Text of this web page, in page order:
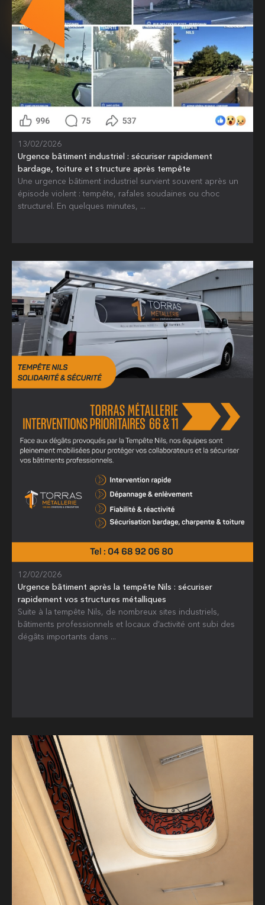
13/02/2026
Urgence bâtiment industriel : sécuriser rapidement
bardage, toiture et structure après tempête
Une urgence bâtiment industriel survient souvent après un
épisode violent : tempête, rafales soudaines ou choc
structurel. En quelques minutes, ...
12/02/2026
Urgence bâtiment après la tempête Nils : sécuriser
rapidement vos structures métalliques
Suite à la tempête Nils, de nombreux sites industriels,
bâtiments professionnels et locaux d’activité ont subi des
dégâts importants dans ...